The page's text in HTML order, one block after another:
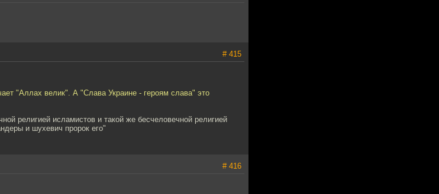
# 415
"Аллах велик". А "Слава Украине - героям слава" это
религией исламистов и такой же бесчеловечной религией
и шухевич пророк его"
# 416